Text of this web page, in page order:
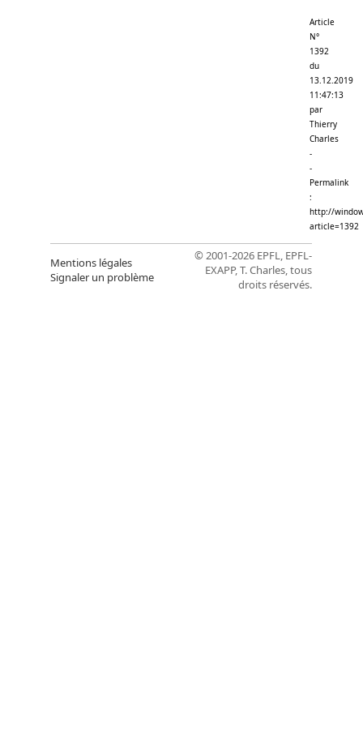
Article
N°
1392
du
13.12.2019
11:47:13
par
Thierry
Charles
-
-
Permalink
:
http://
article=1392
Mentions légales
Signaler un problème
© 2001-2026 EPFL, EPFL-
EXAPP, T. Charles, tous
droits réservés.